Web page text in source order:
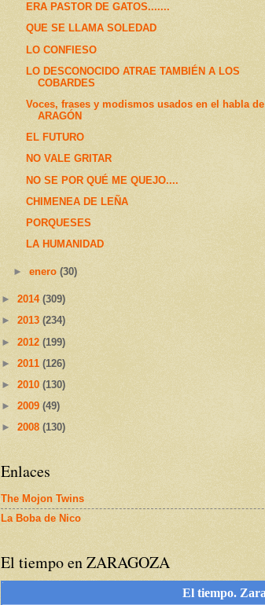
ERA PASTOR DE GATOS.......
QUE SE LLAMA SOLEDAD
LO CONFIESO
LO DESCONOCIDO ATRAE TAMBIÉN A LOS
COBARDES
Voces, frases y modismos usados en el habla de
ARAGÓN
EL FUTURO
NO VALE GRITAR
NO SE POR QUÉ ME QUEJO....
CHIMENEA DE LEÑA
PORQUESES
LA HUMANIDAD
►enero(30)
► 2014 (309)
► 2013 (234)
► 2012 (199)
► 2011 (126)
► 2010 (130)
► 2009 (49)
► 2008 (130)
Enlaces
The Mojon Twins
La Boba de Nico
El tiempo en ZARAGOZA